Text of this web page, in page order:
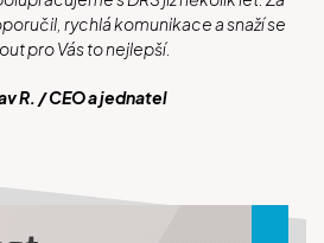
rychlá komunikace a snaží se
pro Vás to nejlepší.
R. / CEO a jednatel